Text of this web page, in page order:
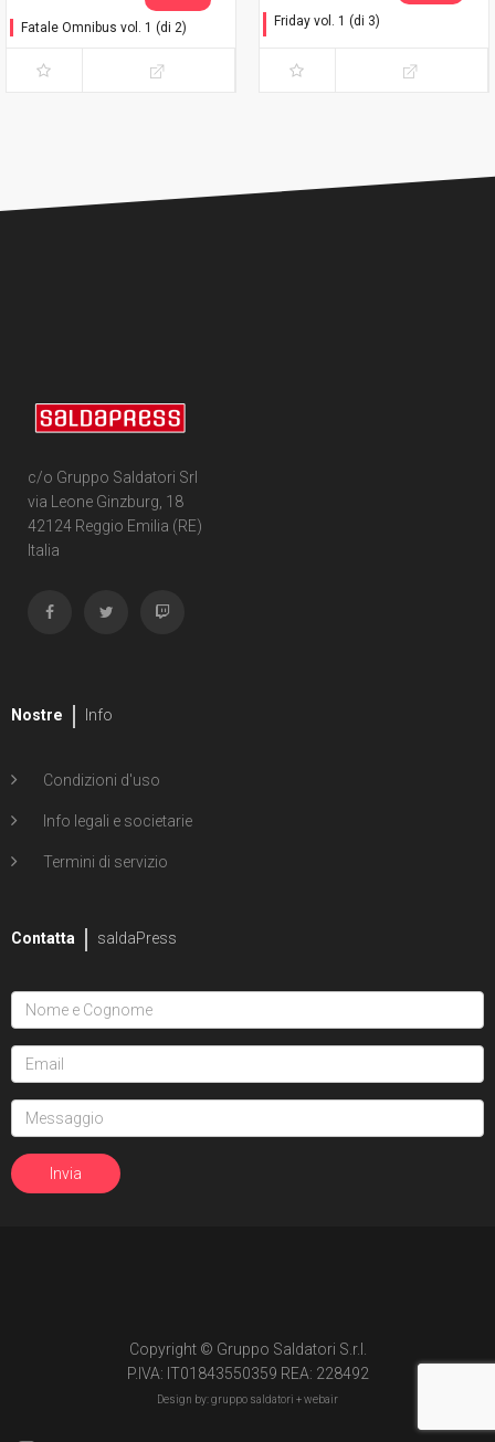
Fatale Omnibus vol. 1 (di 2) Friday vol. 1 (di 3)
c/o Gruppo Saldatori Srl
via Leone Ginzburg, 18
42124 Reggio Emilia (RE)
Italia
Nostre Info
Condizioni d'uso
Info legali e societarie
Termini di servizio
Contatta saldaPress
Copyright © Gruppo Saldatori S.r.l.
P.IVA: IT01843550359 REA: 228492
Design by: gruppo saldatori +webair